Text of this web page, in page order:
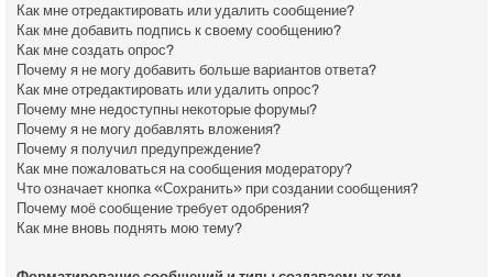
Как мне отредактировать или удалить сообщение?
Как мне добавить подпись к своему сообщению?
Как мне создать опрос?
Почему я не могу добавить больше вариантов ответа?
Как мне отредактировать или удалить опрос?
Почему мне недоступны некоторые форумы?
Почему я не могу добавлять вложения?
Почему я получил предупреждение?
Как мне пожаловаться на сообщения модератору?
Что означает кнопка «Сохранить» при создании сообщения?
Почему моё сообщение требует одобрения?
Как мне вновь поднять мою тему?